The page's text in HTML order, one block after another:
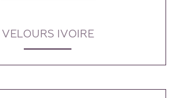
VELOURS IVOIRE